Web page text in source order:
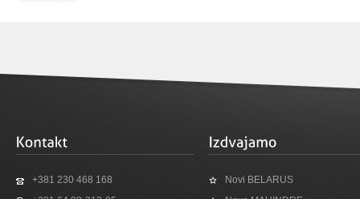
+381 230 468 168
Novi BELARUS